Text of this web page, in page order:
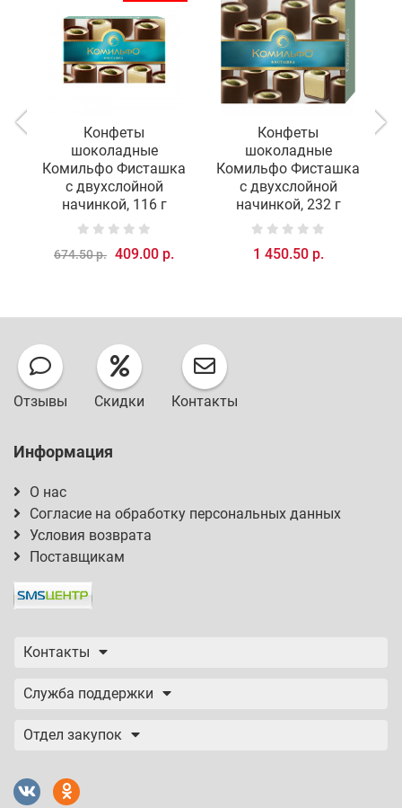
Конфеты
шоколадные
Комильфо Фисташка
с двухслойной
начинкой, 116 г
674.50 р. 409.00 р.
Конфеты
шоколадные
Комильфо Фисташка
с двухслойной
начинкой, 232 г
1 450.50 р.
Отзывы Скидки Контакты
Информация
О нас
Согласие на обработку персональных данных
Условия возврата
Поставщикам
Контакты
Служба поддержки
Отдел закупок